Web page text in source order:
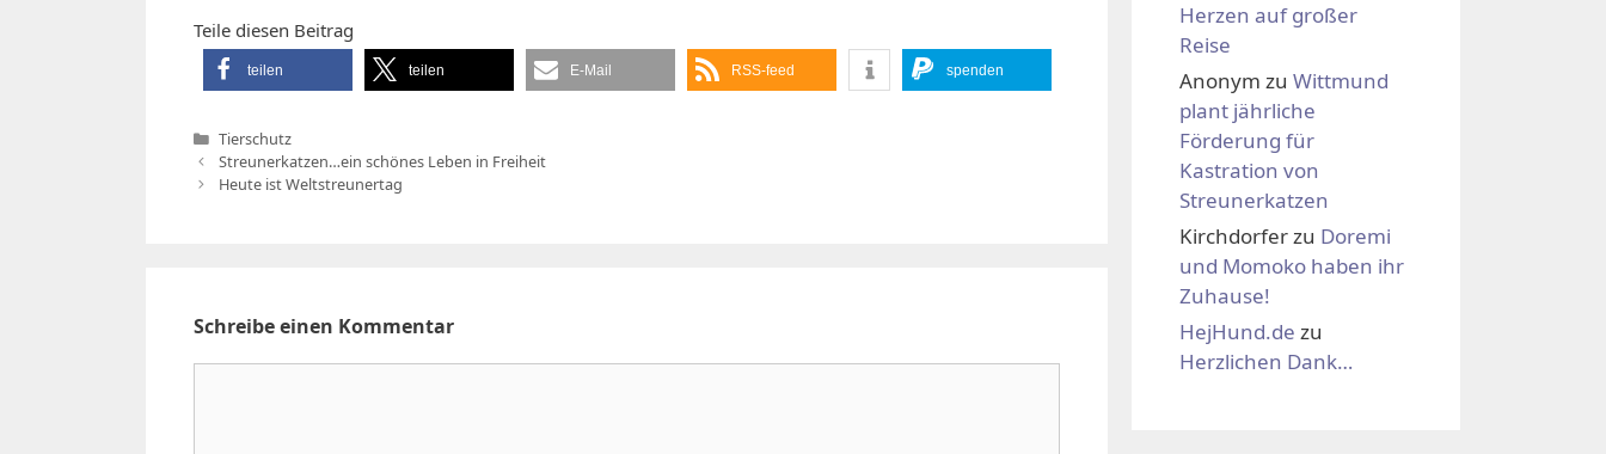
Teile diesen Beitrag
teilen teilen E-Mail RSS-feed spenden
Kategorien
Tierschutz
Streunerkatzen…ein schönes Leben in Freiheit
Heute ist Weltstreunertag
Schreibe einen Kommentar
Herzen auf großer
Reise
Anonym zu Wittmund
plant jährliche
Förderung für
Kastration von
Streunerkatzen
Kirchdorferzu Doremi
und Momoko haben ihr
Zuhause!
HejHund.de zu
Herzlichen Dank…